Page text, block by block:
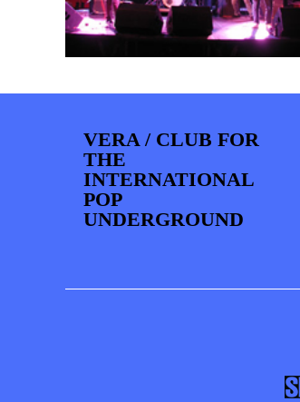
VERA / CLUB FOR
THE
INTERNATIONAL
POP
UNDERGROUND